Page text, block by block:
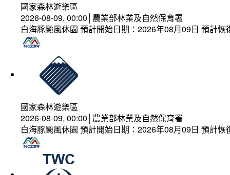
國家森林遊樂區
2026-08-09, 00:00│農業部林業及自然保育署
白海豚颱風休園 預計開始日期：2026年08月09日 預計
國家森林遊樂區
2026-08-09, 00:00│農業部林業及自然保育署
白海豚颱風休園 預計開始日期：2026年08月09日 預計